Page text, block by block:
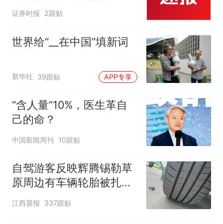
家机构调研
证券时报 2跟贴
世界给“__在中国”填新词
新华社 39跟贴 APP专享
“含人量”10%，医生革自
己的命？
中国新闻周刊 10跟贴
自驾游客反映辉腾锡勒草
原周边有车辆轮胎被扎，
修理店铺换胎价格高达千
江西晨报 337跟贴